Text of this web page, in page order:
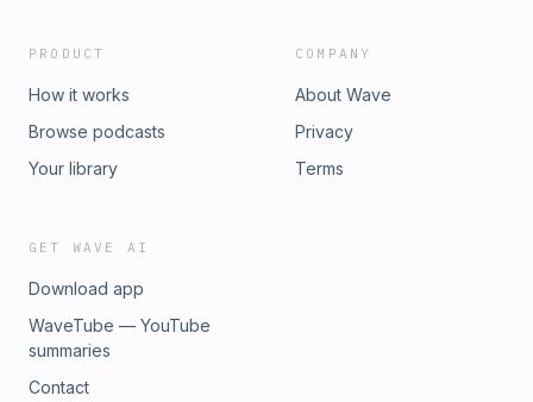
PRODUCT
How it works
Browse podcasts
Your library
COMPANY
About Wave
Privacy
Terms
GET WAVE AI
Download app
WaveTube — YouTube
summaries
Contact